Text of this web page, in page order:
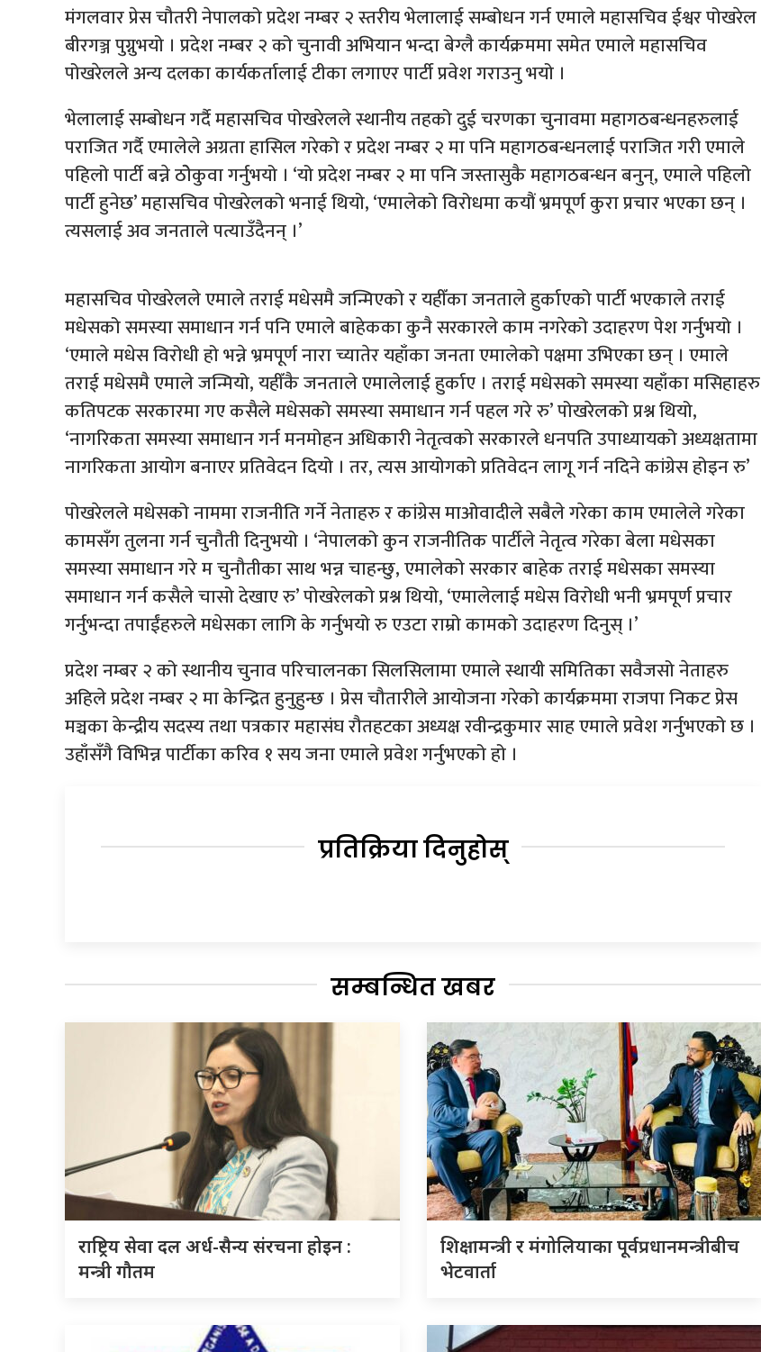
मंगलवार प्रेस चौतरी नेपालको प्रदेश नम्बर २ स्तरीय भेलालाई सम्बोधन गर्न एमाले महासचिव ईश्वर पोखरेल
बीरगञ्ज पुग्नुभयो । प्रदेश नम्बर २ को चुनावी अभियान भन्दा बेग्लै कार्यक्रममा समेत एमाले महासचिव
पोखरेलले अन्य दलका कार्यकर्तालाई टीका लगाएर पार्टी प्रवेश गराउनु भयो ।
भेलालाई सम्बोधन गर्दै महासचिव पोखरेलले स्थानीय तहको दुई चरणका चुनावमा महागठबन्धनहरुलाई
पराजित गर्दै एमालेले अग्रता हासिल गरेको र प्रदेश नम्बर २ मा पनि महागठबन्धनलाई पराजित गरी एमाले
पहिलो पार्टी बन्ने ठोेकुवा गर्नुभयो । ‘यो प्रदेश नम्बर २ मा पनि जस्तासुकै महागठबन्धन बनुन्, एमाले पहिलो
पार्टी हुनेछ’ महासचिव पोखरेलको भनाई थियो, ‘एमालेको विरोधमा कयौं भ्रमपूर्ण कुरा प्रचार भएका छन् ।
त्यसलाई अव जनताले पत्याउँदैनन् ।’
महासचिव पोखरेलले एमाले तराई मधेसमै जन्मिएको र यहीँका जनताले हुर्काएको पार्टी भएकाले तराई
मधेसको समस्या समाधान गर्न पनि एमाले बाहेकका कुनै सरकारले काम नगरेको उदाहरण पेश गर्नुभयो ।
‘एमाले मधेस विरोधी हो भन्ने भ्रमपूर्ण नारा च्यातेर यहाँका जनता एमालेको पक्षमा उभिएका छन् । एमाले
तराई मधेसमै एमाले जन्मियो, यहीँकै जनताले एमालेलाई हुर्काए । तराई मधेसको समस्या यहाँका मसिहाहरु
कतिपटक सरकारमा गए कसैले मधेसको समस्या समाधान गर्न पहल गरे रु’ पोखरेलको प्रश्न थियो,
‘नागरिकता समस्या समाधान गर्न मनमोहन अधिकारी नेतृत्वको सरकारले धनपति उपाध्यायको अध्यक्षतामा
नागरिकता आयोग बनाएर प्रतिवेदन दियो । तर, त्यस आयोगको प्रतिवेदन लागू गर्न नदिने कांग्रेस होइन रु’
पोखरेलले मधेसको नाममा राजनीति गर्ने नेताहरु र कांग्रेस माओवादीले सबैले गरेका काम एमालेले गरेका
कामसँग तुलना गर्न चुनौती दिनुभयो । ‘नेपालको कुन राजनीतिक पार्टीले नेतृत्व गरेका बेला मधेसका
समस्या समाधान गरे म चुनौतीका साथ भन्न चाहन्छु, एमालेको सरकार बाहेक तराई मधेसका समस्या
समाधान गर्न कसैले चासो देखाए रु’ पोखरेलको प्रश्न थियो, ‘एमालेलाई मधेस विरोधी भनी भ्रमपूर्ण प्रचार
गर्नुभन्दा तपाईंहरुले मधेसका लागि के गर्नुभयो रु एउटा राम्रो कामको उदाहरण दिनुस् ।’
प्रदेश नम्बर २ को स्थानीय चुनाव परिचालनका सिलसिलामा एमाले स्थायी समितिका सवैजसो नेताहरु
अहिले प्रदेश नम्बर २ मा केन्द्रित हुनुहुन्छ । प्रेस चौतारीले आयोजना गरेको कार्यक्रममा राजपा निकट प्रेस
मञ्चका केन्द्रीय सदस्य तथा पत्रकार महासंघ रौतहटका अध्यक्ष रवीन्द्रकुमार साह एमाले प्रवेश गर्नुभएको छ ।
उहाँसँगै विभिन्न पार्टीका करिव १ सय जना एमाले प्रवेश गर्नुभएको हो ।
प्रतिक्रिया दिनुहोस्
सम्बन्धित खबर
राष्ट्रिय सेवा दल अर्ध-सैन्य संरचना होइन :
मन्त्री गौतम
शिक्षामन्त्री र मंगोलियाका पूर्वप्रधानमन्त्रीबीच
भेटवार्ता